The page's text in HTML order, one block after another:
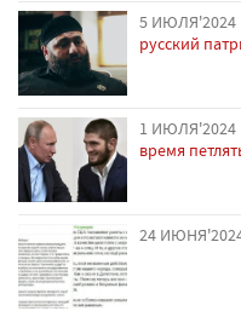
5 ИЮЛЯ'2024
русский
1 ИЮЛЯ'2024
время
24